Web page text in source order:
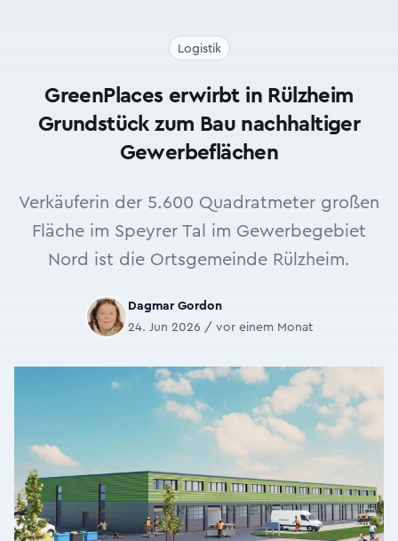
Logistik
GreenPlaces erwirbt in Rülzheim
Grundstück zum Bau nachhaltiger
Gewerbeflächen
Verkäuferin der 5.600 Quadratmeter großen
Fläche im Speyrer Tal im Gewerbegebiet
Nord ist die Ortsgemeinde Rülzheim.
Dagmar Gordon
24. Jun 2026 / vor einem Monat